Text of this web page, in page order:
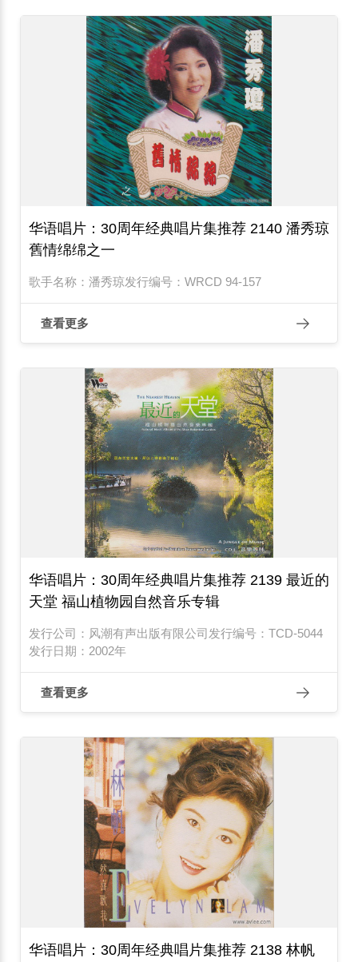
华语唱片：30周年经典唱片集推荐 2140 潘秀琼
舊情绵绵之一
歌手名称：潘秀琼发行编号：WRCD 94-157
查看更多
华语唱片：30周年经典唱片集推荐 2139 最近的
天堂 福山植物园自然音乐专辑
发行公司：风潮有声出版有限公司发行编号：TCD-5044
发行日期：2002年
查看更多
华语唱片：30周年经典唱片集推荐 2138 林帆